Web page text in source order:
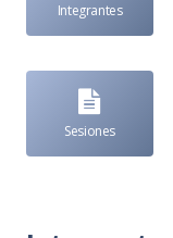
Integrantes
Sesiones